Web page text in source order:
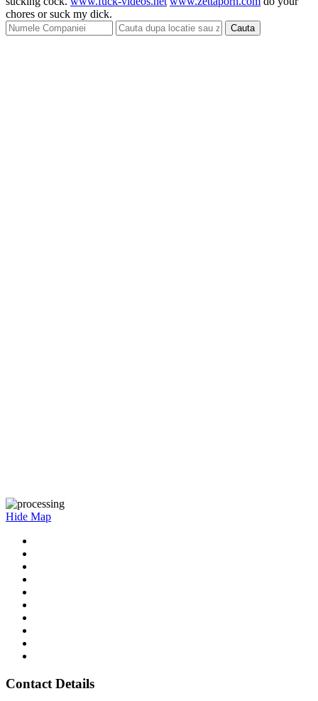
chores or suck my dick.
Hide Map
Contact Details